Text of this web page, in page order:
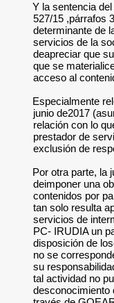
Y la sentencia
527/15 ,párrafos
determinante de
servicios de la
deapreciar que
que se
acceso al
Especialmente
junio de2017
relación con lo
prestador de
exclusión de
Por otra parte, la
deimponer una
contenidos por
tan solo resulta
servicios de
PC- IRUDIA un
disposición de
no se
su
tal actividad no
desconocimiento